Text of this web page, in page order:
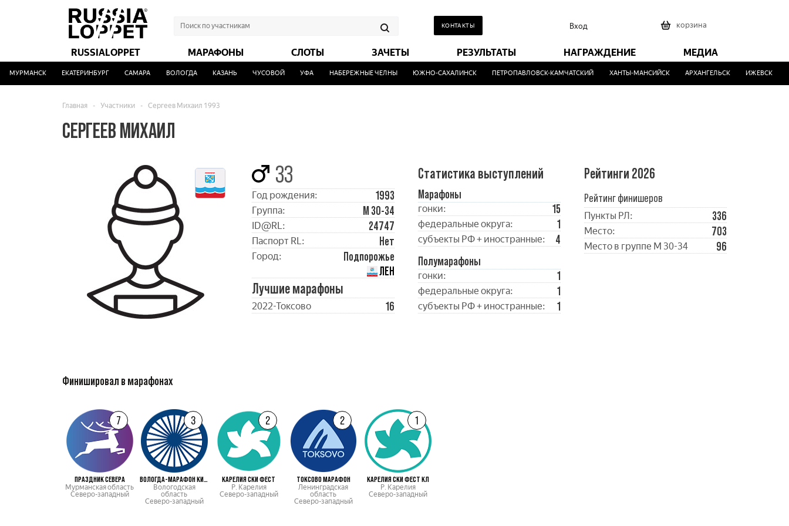
КОНТАКТЫ Вход корзина
RUSSIALOPPET МАРАФОНЫ СЛОТЫ ЗАЧЕТЫ РЕЗУЛЬТАТЫ НАГРАЖДЕНИЕ МЕДИА
МУРМАНСК ЕКАТЕРИНБУРГ САМАРА ВОЛОГДА КАЗАНЬ ЧУСОВОЙ УФА НАБЕРЕЖНЫЕ ЧЕЛНЫ ЮЖНО-САХАЛИНСК ПЕТРОПАВЛОВСК-КАМЧАТСКИЙ ХАНТЫ-МАНСИЙСК АРХАНГЕЛЬСК ИЖЕВСК
Главная - Участники - Сергеев Михаил 1993
СЕРГЕЕВ МИХАИЛ
33
Год рождения: 1993
Группа: М 30-34
ID@RL: 24747
Паспорт RL: Нет
Город:
Подпорожье
ЛЕН
Лучшие марафоны
2022-Токсово 16
Статистика выступлений
Марафоны
гонки: 15
федеральные округа: 1
субъекты РФ + иностранные:
4
Полумарафоны
гонки: 1
федеральные округа: 1
субъекты РФ + иностранные: 1
Рейтинги 2026
Рейтинг финишеров
Пункты РЛ: 336
Место: 703
Место в группе М 30-34 96
Финишировал в марафонах
7
ПРАЗДНИК СЕВЕРА
Мурманская область
Северо-западный
3
ВОЛОГДА-МАРАФОН КИРИКИ-УЛИТА
Вологодская
область
Северо-западный
2
КАРЕЛИЯ СКИ ФЕСТ
Р. Карелия
Северо-западный
2
ТОКСОВО МАРАФОН
Ленинградская
область
Северо-западный
1
КАРЕЛИЯ СКИ ФЕСТ КЛ
Р. Карелия
Северо-западный